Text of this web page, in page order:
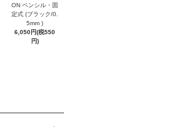
ON ペンシル・固
定式 (ブラック/0.
5mm )
6,050円(税550
円)